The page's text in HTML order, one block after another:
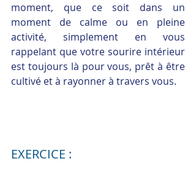
moment, que ce soit dans un
moment de calme ou en pleine
activité, simplement en vous
rappelant que votre sourire intérieur
est toujours là pour vous, prêt à être
cultivé et à rayonner à travers vous.
EXERCICE :